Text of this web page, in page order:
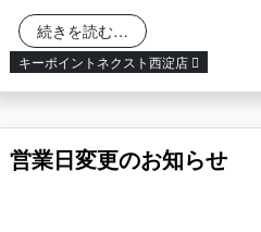
続きを読む… from 【 キーポイ
キーポイントネクスト西淀店
営業日変更のお知らせ